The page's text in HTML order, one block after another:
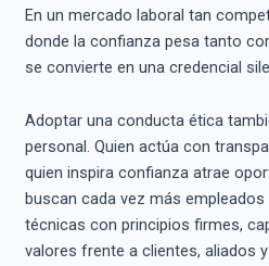
En un mercado laboral tan
donde la confianza pesa tanto
se convierte en una credencial
Adoptar una conducta ética
personal. Quien actúa con
quien inspira confianza atrae
buscan cada vez más
técnicas con principios firmes,
valores frente a clientes, aliados